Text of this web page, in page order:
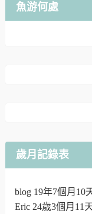
魚游何處
歲月記錄表
blog 19年7個月10
Eric 24歲3個月11